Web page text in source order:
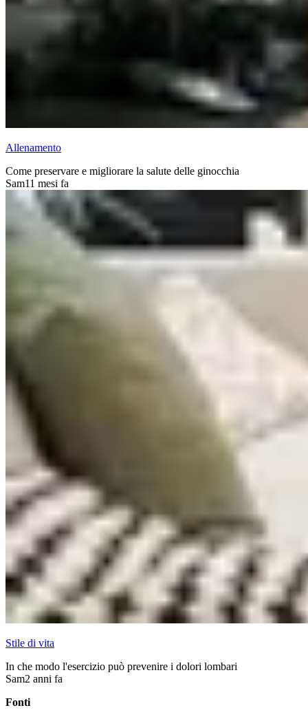
Allenamento
Come preservare e migliorare la salute delle ginocchia
Sam11 mesi fa
Stile di vita
In che modo l'esercizio può prevenire i dolori lombari
Sam2 anni fa
Fonti